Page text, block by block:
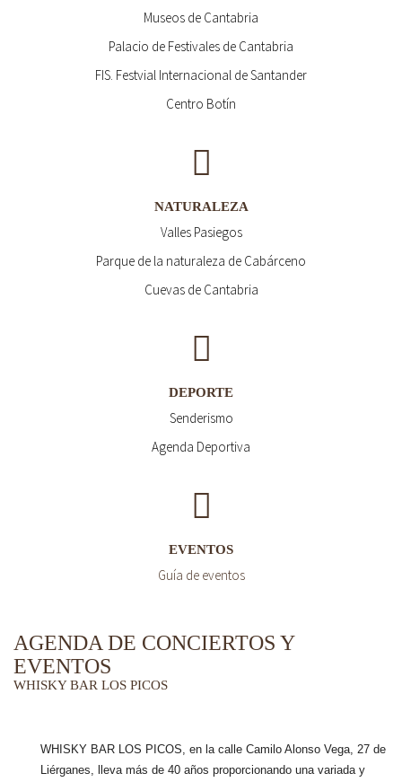
Museos de Cantabria
Palacio de Festivales de Cantabria
FIS. Festvial Internacional de Santander
Centro Botín
NATURALEZA
Valles Pasiegos
Parque de la naturaleza de Cabárceno
Cuevas de Cantabria
DEPORTE
Senderismo
Agenda Deportiva
EVENTOS
Guía de eventos
AGENDA DE CONCIERTOS Y
EVENTOS
WHISKY BAR LOS PICOS
WHISKY BAR LOS PICOS, en la calle Camilo Alonso Vega, 27 de
Liérganes, lleva más de 40 años proporcionando una variada y